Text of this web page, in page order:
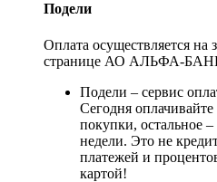
Подели
Оплата осуществляется
странице АО АЛЬФА-
Подели – сервис
Сегодня
покупки, остальное
недели. Это не
платежей и
картой!